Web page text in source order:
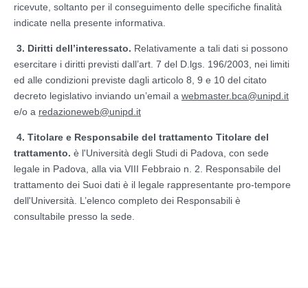
ricevute, soltanto per il conseguimento delle specifiche finalità
indicate nella presente informativa.
3. Diritti dell’interessato. Relativamente a tali dati si possono
esercitare i diritti previsti dall’art. 7 del D.lgs. 196/2003, nei limiti
ed alle condizioni previste dagli articolo 8, 9 e 10 del citato
decreto legislativo inviando un’email a webmaster.bca@unipd.it
e/o a redazioneweb@unipd.it
4. Titolare e Responsabile del trattamento Titolare del
trattamento. è l'Università degli Studi di Padova, con sede
legale in Padova, alla via VIII Febbraio n. 2. Responsabile del
trattamento dei Suoi dati è il legale rappresentante pro-tempore
dell'Università. L’elenco completo dei Responsabili è
consultabile presso la sede.